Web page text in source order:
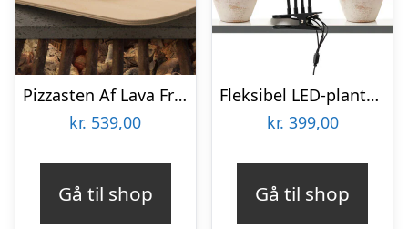
Pizzasten Af Lava Fra Etna
kr. 539,00
Gå til shop
Fleksibel LED-plantelampe – KitchPro
kr. 399,00
Gå til shop